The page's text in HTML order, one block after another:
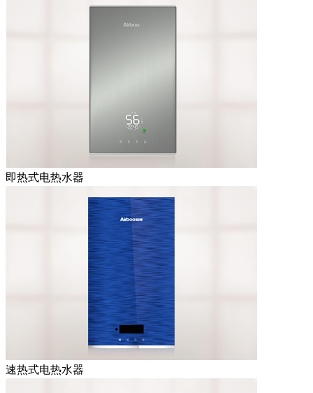
即热式电热水器
速热式电热水器